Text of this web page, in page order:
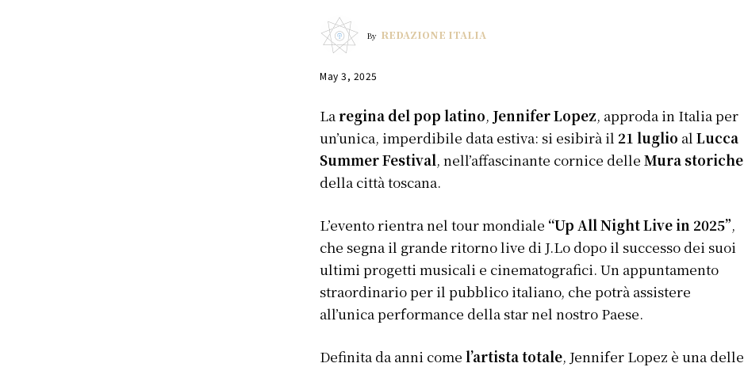
By REDAZIONE ITALIA
May 3, 2025
Laregina del pop latino, Jennifer Lopez, approda in Italia per
un’unica, imperdibile data estiva: si esibirà il 21 luglio alLucca
Summer Festival, nell’affascinante cornice delleMura storiche
della città toscana.
L’evento rientra nel tour mondiale “Up All Night Live in 2025”,
che segna il grande ritorno live di J.Lo dopo il successo dei suoi
ultimi progetti musicali e cinematografici. Un appuntamento
straordinario per il pubblico italiano, che potrà assistere
all’unica performance della star nel nostro Paese.
Definita da anni comel’artista totale, Jennifer Lopez è una delle